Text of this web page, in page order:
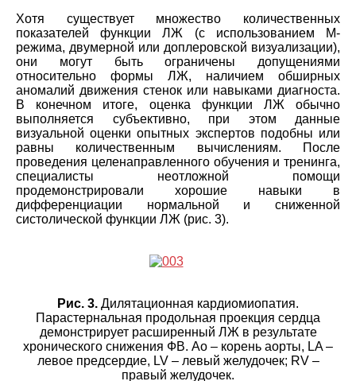
Хотя существует множество количественных
показателей функции ЛЖ (с использованием М-
режима, двумерной или доплеровской визуализации),
они могут быть ограничены допущениями
относительно формы ЛЖ, наличием обширных
аномалий движения стенок или навыками диагноста.
В конечном итоге, оценка функции ЛЖ обычно
выполняется субъективно, при этом данные
визуальной оценки опытных экспертов подобны или
равны количественным вычислениям. После
проведения целенаправленного обучения и тренинга,
специалисты неотложной помощи
продемонстрировали хорошие навыки в
дифференциации нормальной и сниженной
систолической функции ЛЖ (рис. 3).
Рис. 3. Дилятационная кардиомиопатия.
Парастернальная продольная проекция сердца
демонстрирует расширенный ЛЖ в результате
хронического снижения ФВ. Ao – корень аорты, LA –
левое предсердие, LV – левый желудочек; RV –
правый желудочек.